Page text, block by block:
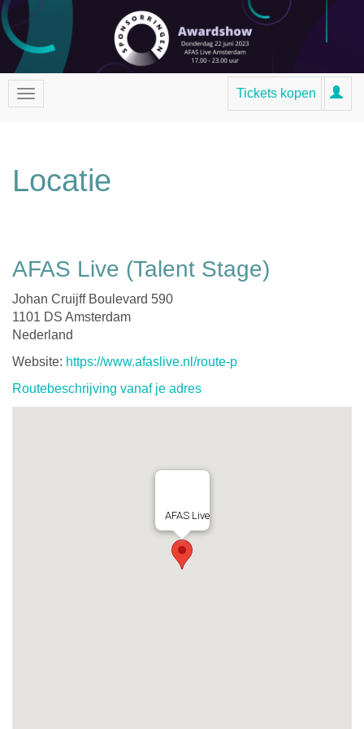
Tickets kopen
Locatie
AFAS Live (Talent Stage)
Johan Cruijff Boulevard 590
1101 DS Amsterdam
Nederland
Website: https://www.afaslive.nl/route-p
Routebeschrijving vanaf je adres
AFAS Live